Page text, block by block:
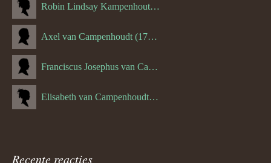
Robin Lindsay Kampenhout (1346.) (06-03-2023)
Axel van Campenhoudt (1738.)
Franciscus Josephus van Campenhoudt (1719.) (10-08-1875)
Elisabeth van Campenhoudt (1716.) (28-05-1870)
Recente reacties